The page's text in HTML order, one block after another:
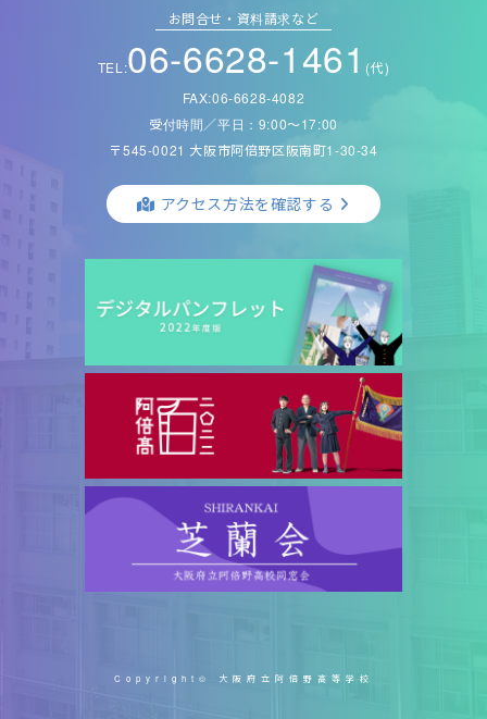
お問合せ・資料請求など
TEL:06-6628-1461 (代)
FAX:06-6628-4082
受付時間／平日：9:00〜17:00
〒545-0021 大阪市阿倍野区阪南町1-30-34
アクセス方法を確認する
Copyright© 大阪府立阿倍野高等学校